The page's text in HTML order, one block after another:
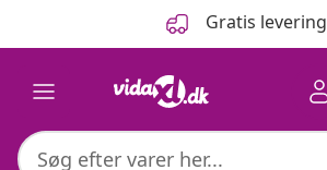
Gratis levering